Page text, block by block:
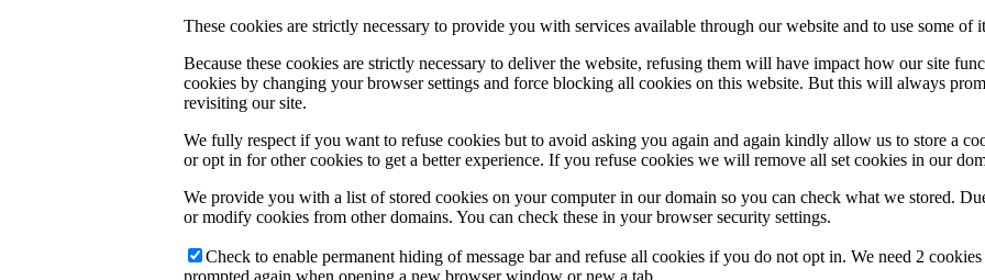
These cookies are strictly necessary to provide you with services available through our website and to use some of
Because these cookies are strictly necessary to deliver the website, refusing them will have impact how our site
cookies by changing your browser settings and force blocking all cookies on this website. But this will always
revisiting our site.
We fully respect if you want to refuse cookies but to avoid asking you again and again kindly allow us to store a
or opt in for other cookies to get a better experience. If you refuse cookies we will remove all set cookies in our
We provide you with a list of stored cookies on your computer in our domain so you can check what we stored.
or modify cookies from other domains. You can check these in your browser security settings.
Check to enable permanent hiding of message bar and refuse all cookies if you do not opt in. We need 2